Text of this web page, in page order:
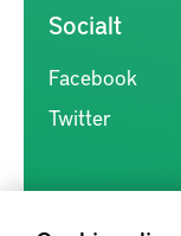
Socialt
Facebook
Twitter